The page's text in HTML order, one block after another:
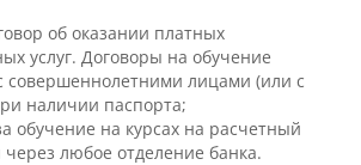
на рабочих местах
об оказании платных
услуг. Договоры на обучение
совершеннолетними лицами (или с
наличии паспорта;
обучение на курсах на расчетный
любое отделение банка.